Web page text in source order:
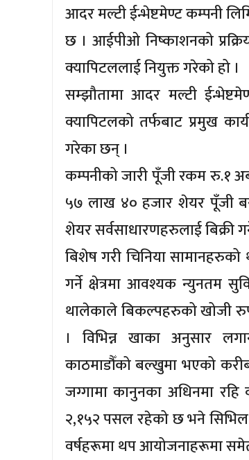
आदर मल्टी ईन्भेष्टमेण्ट कम्पनी
छ । आईपीओ निष्काशनको
क्यापिटललाई नियुक्त गरेको हो ।
सम्झौतामा आदर मल्टी
क्यापिटलको तर्फबाट प्रमुख
गरेका छन् ।
कम्पनीको जारी पूँजी रकम रु.१
५७ लाख ४० हजार शेयर पूँजी
शेयर सर्वसाधारणहरुलाई बिक्री
बिशेष गरी चिनिया सामानहरुको
गर्ने क्षेत्रमा आवश्यक न्युनतम
थालेकाले बिकल्पहरुको खोजी
। विभिन्न खाका अनुसार
काठमाडौँको बल्खुमा भएको
जग्गामा कानुनका अधिनमा
२,१५२ पसल रहेको छ भने सिभिल
वर्षहरूमा थप आयोजनाहरूमा